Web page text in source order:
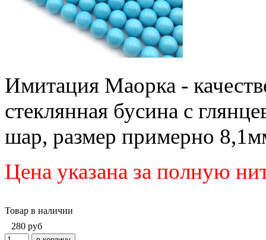
Имитация Маорка -
стеклянная бусина с
шар, размер примерно
Цена указана за полную
Товар в наличии
280 руб